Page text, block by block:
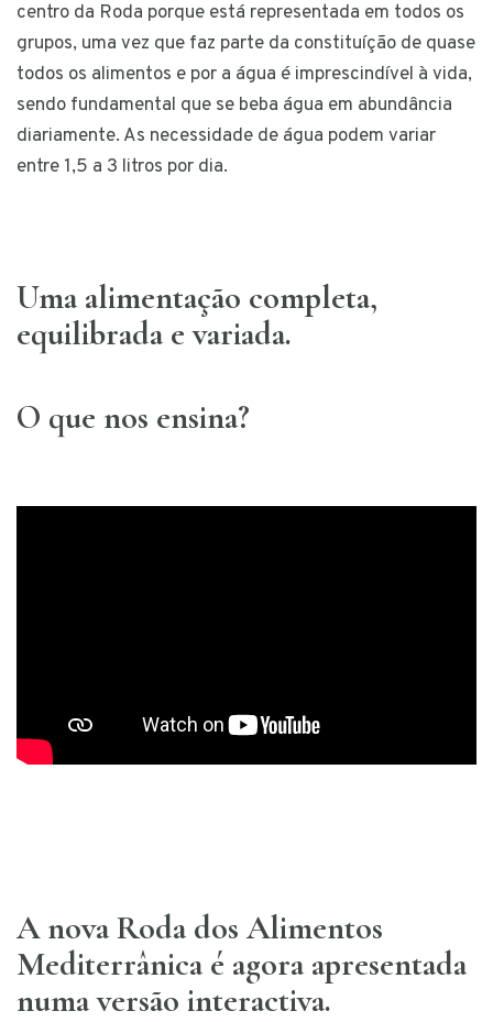
centro da Roda porque está representada em todos os
grupos, uma vez que faz parte da constituíção de quase
todos os alimentos e por a água é imprescindível à vida,
sendo fundamental que se beba água em abundância
diariamente. As necessidade de água podem variar
entre 1,5 a 3 litros por dia.
Uma alimentação completa,
equilibrada e variada.
O que nos ensina?
A nova Roda dos Alimentos
Mediterrânica é agora apresentada
numa versão interactiva.